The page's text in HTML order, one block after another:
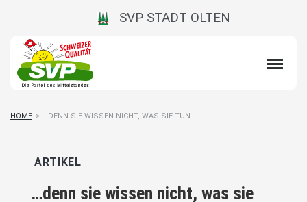
SVP STADT OLTEN
HOME > …DENN SIE WISSEN NICHT, WAS SIE TUN
ARTIKEL
…denn sie wissen nicht, was sie